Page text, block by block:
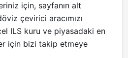
için, sayfanın alt
çevirici aracımızı
ILS kuru ve piyasadaki en
için bizi takip etmeye